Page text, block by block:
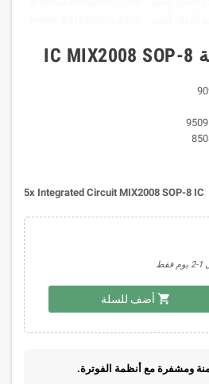
5x Integrated Circuit MIX2008 SOP-8 IC
shopping_cart أضف للسلة
ومشفرة مع أنظمة الفوترة.